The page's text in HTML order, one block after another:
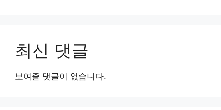
최신 댓글
보여줄 댓글이 없습니다.